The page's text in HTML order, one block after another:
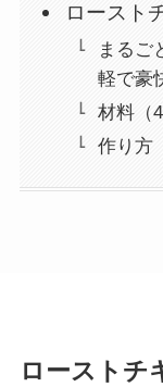
ロースト
まるご
軽で豪
材料（
作り方
ローストチ